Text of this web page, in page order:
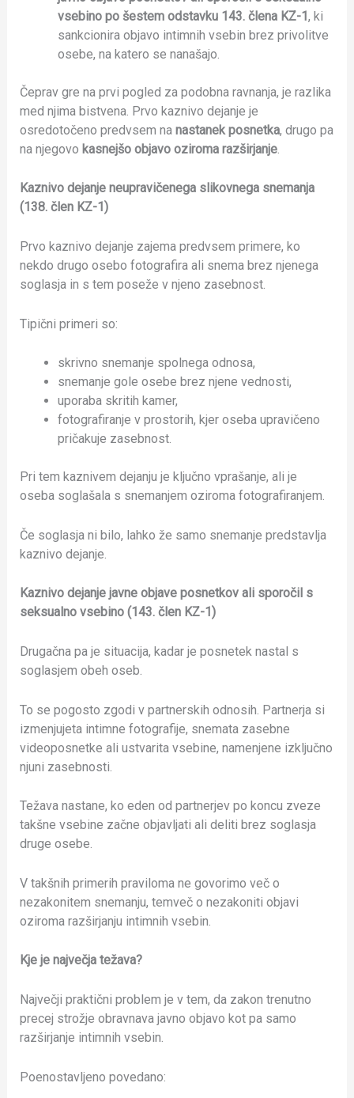
vsebino po šestem odstavku 143. člena KZ-1, ki
sankcionira objavo intimnih vsebin brez privolitve
osebe, na katero se nanašajo.
Čeprav gre na prvi pogled za podobna ravnanja, je razlika
med njima bistvena. Prvo kaznivo dejanje je
osredotočeno predvsem na nastanek posnetka, drugo pa
na njegovo kasnejšo objavo oziroma razširjanje.
Kaznivo dejanje neupravičenega slikovnega snemanja
(138. člen KZ-1)
Prvo kaznivo dejanje zajema predvsem primere, ko
nekdo drugo osebo fotografira ali snema brez njenega
soglasja in s tem poseže v njeno zasebnost.
Tipični primeri so:
skrivno snemanje spolnega odnosa,
snemanje gole osebe brez njene vednosti,
uporaba skritih kamer,
fotografiranje v prostorih, kjer oseba upravičeno
pričakuje zasebnost.
Pri tem kaznivem dejanju je ključno vprašanje, ali je
oseba soglašala s snemanjem oziroma fotografiranjem.
Če soglasja ni bilo, lahko že samo snemanje predstavlja
kaznivo dejanje.
Kaznivo dejanje javne objave posnetkov ali sporočil s
seksualno vsebino (143. člen KZ-1)
Drugačna pa je situacija, kadar je posnetek nastal s
soglasjem obeh oseb.
To se pogosto zgodi v partnerskih odnosih. Partnerja si
izmenjujeta intimne fotografije, snemata zasebne
videoposnetke ali ustvarita vsebine, namenjene izključno
njuni zasebnosti.
Težava nastane, ko eden od partnerjev po koncu zveze
takšne vsebine začne objavljati ali deliti brez soglasja
druge osebe.
V takšnih primerih praviloma ne govorimo več o
nezakonitem snemanju, temveč o nezakoniti objavi
oziroma razširjanju intimnih vsebin.
Kje je največja težava?
Največji praktični problem je v tem, da zakon trenutno
precej strožje obravnava javno objavo kot pa samo
razširjanje intimnih vsebin.
Poenostavljeno povedano: